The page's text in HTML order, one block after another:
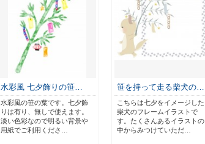
水彩風 七夕飾りの笹…
水彩風の笹の葉です。七夕飾
りは有り、無しで使えます。
淡い色彩なので明るい背景や
用紙でご利用くださ…
笹を持って走る柴犬の…
こちらは七夕をイメージした
柴犬のフレームイラストで
す。たくさんあるイラストの
中からみつけていただ…